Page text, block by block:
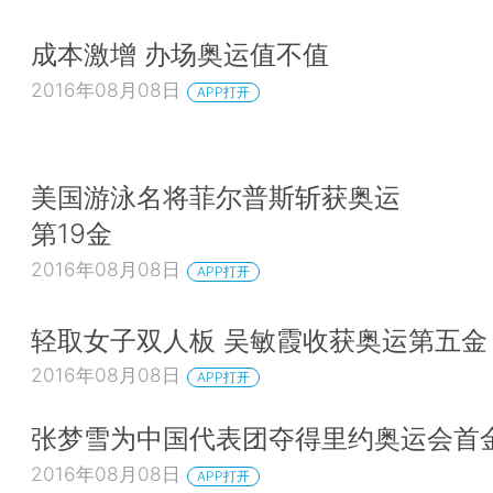
成本激增 办场奥运值不值
2016年08月08日 APP打开
美国游泳名将菲尔普斯斩获奥运
第19金
2016年08月08日 APP打开
轻取女子双人板 吴敏霞收获奥运第五金
2016年08月08日 APP打开
张梦雪为中国代表团夺得里约奥运会首
2016年08月08日 APP打开